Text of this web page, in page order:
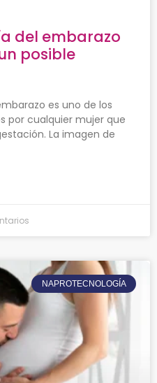
del embarazo
posible
es uno de los
por cualquier mujer que
La imagen de
NAPROTECNOLOGÍA